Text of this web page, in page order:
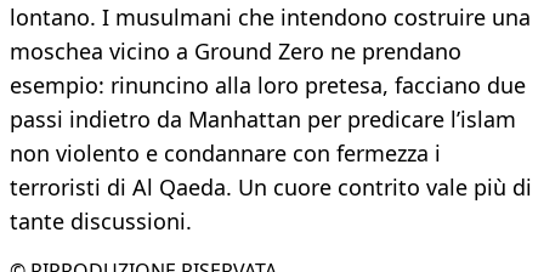
lontano. I musulmani che intendono costruire una
moschea vicino a Ground Zero ne prendano
esempio: rinuncino alla loro pretesa, facciano due
passi indietro da Manhattan per predicare l’islam
non violento e condannare con fermezza i
terroristi di Al Qaeda. Un cuore contrito vale più di
tante discussioni.